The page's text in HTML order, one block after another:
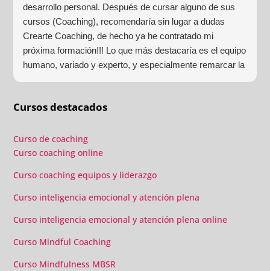
desarrollo personal. Después de cursar alguno de sus
cursos (Coaching), recomendaría sin lugar a dudas
Crearte Coaching, de hecho ya he contratado mi
próxima formación!!! Lo que más destacaría es el equipo
humano, variado y experto, y especialmente remarcar la
estructura (para mí fundamental) del material visual y
añadido con multitud de formaciones, seminarios y
gran liderazgo de Beatriz Ricondo!!!
Cursos destacados
Curso de coaching
Curso coaching online
Curso coaching equipos y liderazgo
Curso inteligencia emocional y atención plena
Curso inteligencia emocional y atención plena online
Curso Mindful Coaching
Curso Mindfulness MBSR